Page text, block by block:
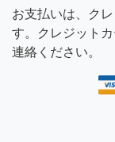
お支払いは、ク
す。クレジット
連絡ください。